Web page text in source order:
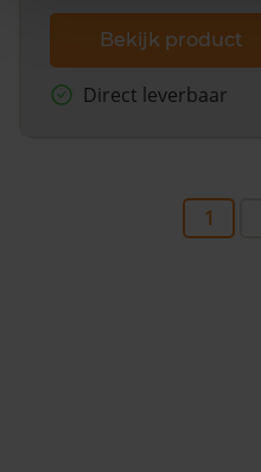
Bekijk product
Direct leverbaar
1